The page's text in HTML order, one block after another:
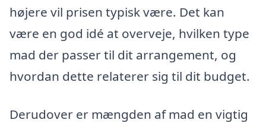
højere vil prisen typisk være. Det kan
være en god idé at overveje, hvilken type
mad der passer til dit arrangement, og
hvordan dette relaterer sig til dit budget.
Derudover er mængden af mad en vigtig